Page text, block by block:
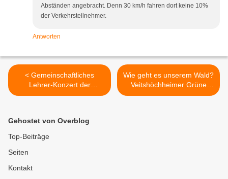
Abständen angebracht. Denn 30 km/h fahren dort keine 10%
der Verkehrsteilnehmer.
Antworten
< Gemeinschaftliches
Lehrer-Konzert der
Musikschulen
2023 zum 44jährigen
Wie geht es unserem Wald?
Veitshöchheimer Grüne
laden zur Waldführung mit
Gehostet von Overblog
Top-Beiträge
Seiten
Kontakt